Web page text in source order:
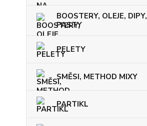
BOOSTERY, OLEJE, DIPY,
PASTY
PELETY
SMĚSI, METHOD MIXY
PARTIKL